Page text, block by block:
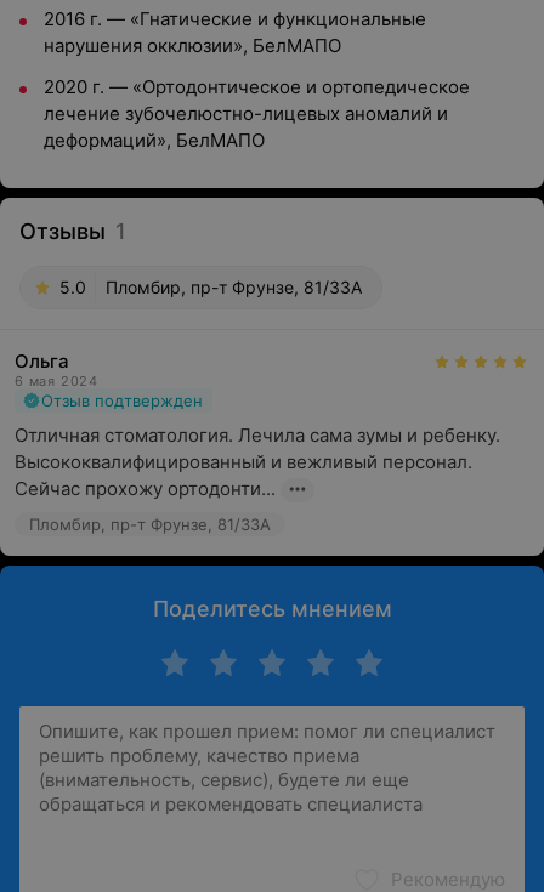
2016 г. — «Гнатические и функциональные
нарушения окклюзии», БелМАПО
2020 г. — «Ортодонтическое и ортопедическое
лечение зубочелюстно-лицевых аномалий и
деформаций», БелМАПО
Отзывы 1
5.0 Пломбир, пр-т Фрунзе, 81/33А
Ольга
6 мая 2024
Отзыв подтвержден
Отличная стоматология. Лечила сама зумы и ребенку.
Высококвалифицированный и вежливый персонал.
Сейчас прохожу ортодонти...
Пломбир, пр-т Фрунзе, 81/33А
Поделитесь мнением
Рекомендую